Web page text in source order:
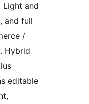
Light and
and full
/
Hybrid
editable